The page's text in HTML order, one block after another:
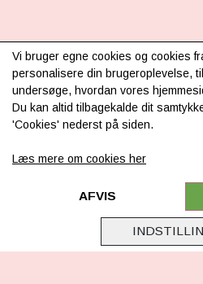
INFORMATION
Om os
Levering & betaling
Retur
Samarbejde
Cookie & Privatlivsoplysninger
Vi bruger egne cookies og cookies
personalisere din brugeroplevelse,
undersøge, hvordan vores
Du kan altid tilbagekalde dit
'Cookies' nederst på siden.
Læs mere om cookies her
AFVIS